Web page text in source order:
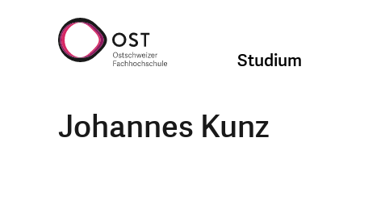
Studium
Johannes Kunz